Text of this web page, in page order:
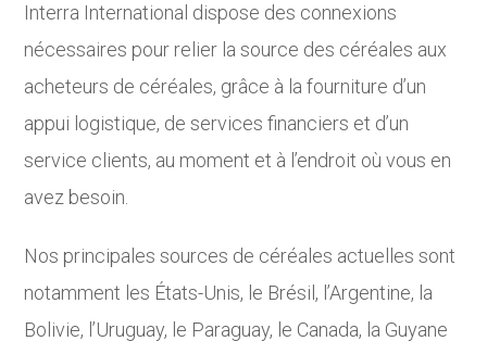
Interra International dispose des connexions
nécessaires pour relier la source des céréales aux
acheteurs de céréales, grâce à la fourniture d’un
appui logistique, de services financiers et d’un
service clients, au moment et à l’endroit où vous en
avez besoin.
Nos principales sources de céréales actuelles sont
notamment les États-Unis, le Brésil, l’Argentine, la
Bolivie, l’Uruguay, le Paraguay, le Canada, la Guyane